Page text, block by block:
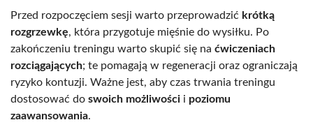
Przed rozpoczęciem sesji warto przeprowadzić krótką
rozgrzewkę, która przygotuje mięśnie do wysiłku. Po
zakończeniu treningu warto skupić się na ćwiczeniach
rozciągających; te pomagają w regeneracji oraz ograniczają
ryzyko kontuzji. Ważne jest, aby czas trwania treningu
dostosować do swoich możliwości i poziomu
zaawansowania.